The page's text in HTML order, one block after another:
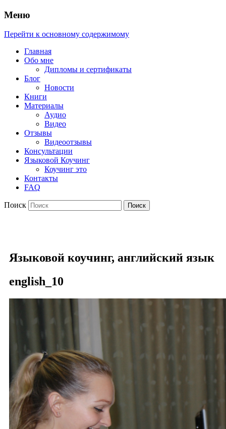
Меню
Перейти к основному содержимому
Главная
Обо мне
Дипломы и сертификаты
Блог
Новости
Книги
Материалы
Аудио
Видео
Отзывы
Видеоотзывы
Консультации
Языковой Коучинг
Коучинг это
Контакты
FAQ
Поиск
Языковой коучинг, английский язык
english_10